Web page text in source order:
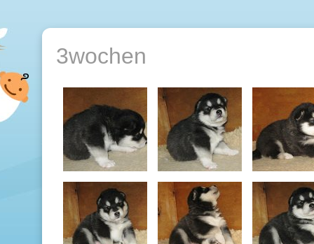
3wochen